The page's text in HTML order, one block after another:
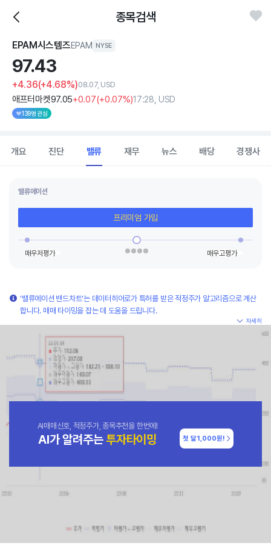
종목검색
EPAM시스템즈EPAM NYSE
97.43
+4.36(+4.68%)08.07, USD
애프터마켓97.05+0.07(+0.07%)17:28, USD
139명 관심
개요 진단 밸류 재무 뉴스 배당 경쟁사
밸류에이션
프리미엄 가입
'밸류에이션 밴드차트'는 데이터히어로가 특허를 받은 적정주가 알고리즘으로 계산
합니다. 매매 타이밍을 잡는 데 도움을 드립니다.
자세히
AI매매신호, 적정주가, 종목추천을 한번에!
AI가 알려주는투자타이밍 첫 달1,000원!